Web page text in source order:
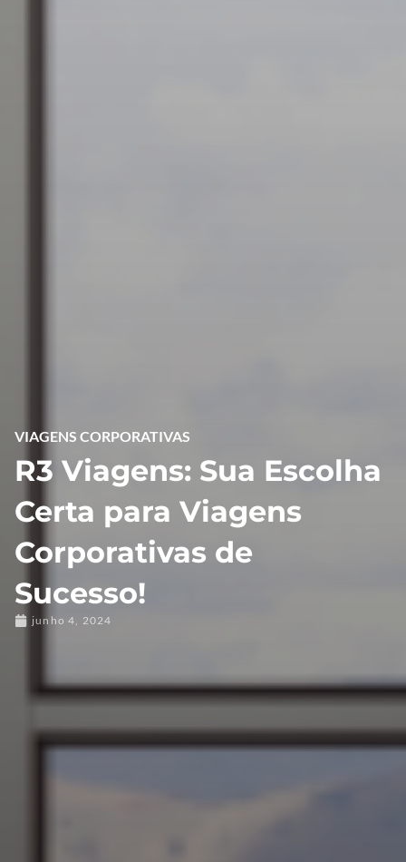
VIAGENS CORPORATIVAS
R3 Viagens: Sua Escolha
Certa para Viagens
Corporativas de
Sucesso!
junho 4, 2024